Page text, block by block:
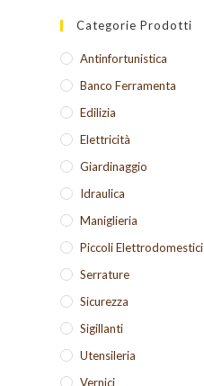
Categorie Prodotti
Antinfortunistica
Banco Ferramenta
Edilizia
Elettricità
Giardinaggio
Idraulica
Maniglieria
Piccoli Elettrodomestici
Serrature
Sicurezza
Sigillanti
Utensileria
Vernici